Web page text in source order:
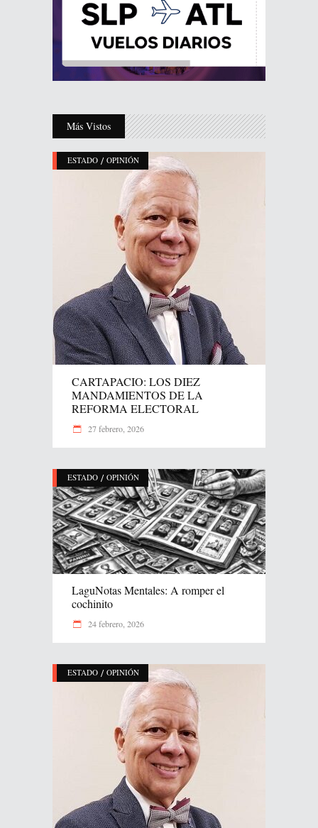
Más Vistos
ESTADO / OPINIÓN
CARTAPACIO: LOS DIEZ
MANDAMIENTOS DE LA
REFORMA ELECTORAL
27 febrero, 2026
ESTADO / OPINIÓN
LaguNotas Mentales: A romper el
cochinito
24 febrero, 2026
ESTADO / OPINIÓN